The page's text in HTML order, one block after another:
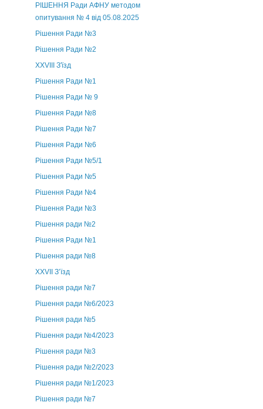
РІШЕННЯ Ради АФНУ методом
опитування № 4 від 05.08.2025
Рішення Ради №3
Рішення Ради №2
XXVIII З'їзд
Рішення Ради №1
Рішення Ради № 9
Рішення Ради №8
Рішення Ради №7
Рішення Ради №6
Рішення Ради №5/1
Рішення Ради №5
Рішення Ради №4
Рішення Ради №3
Рішення ради №2
Рішення Ради №1
Рішення ради №8
ХХVII З’їзд
Рішення ради №7
Рішення ради №6/2023
Рішення ради №5
Рішення ради №4/2023
Рішення ради №3
Рішення ради №2/2023
Рішення ради №1/2023
Рішення ради №7